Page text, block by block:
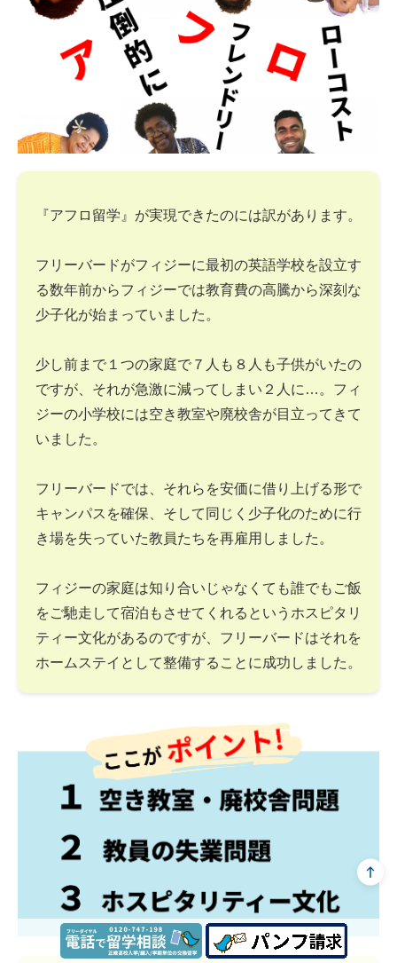
『アフロ留学』が実現できたのには訳があります。
フリーバードがフィジーに最初の英語学校を設立す
る数年前からフィジーでは教育費の高騰から深刻な
少子化が始まっていました。
少し前まで１つの家庭で７人も８人も子供がいたの
ですが、それが急激に減ってしまい２人に…。フィ
ジーの小学校には空き教室や廃校舎が目立ってきて
いました。
フリーバードでは、それらを安価に借り上げる形で
キャンパスを確保、そして同じく少子化のために行
き場を失っていた教員たちを再雇用しました。
フィジーの家庭は知り合いじゃなくても誰でもご飯
をご馳走して宿泊もさせてくれるというホスピタリ
ティー文化があるのですが、フリーバードはそれを
ホームステイとして整備することに成功しました。